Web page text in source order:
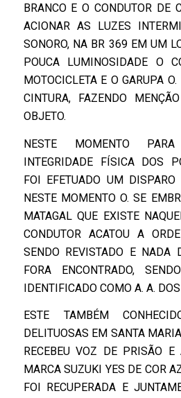
BRANCO E O CONDUTOR DE
ACIONAR AS LUZES
SONORO, NA BR 369 EM UM
POUCA LUMINOSIDADE O
MOTOCICLETA E O GARUPA
CINTURA, FAZENDO
OBJETO.
NESTE MOMENTO
INTEGRIDADE FÍSICA DOS
FOI EFETUADO UM
NESTE MOMENTO O. SE
MATAGAL QUE EXISTE
CONDUTOR ACATOU A
SENDO REVISTADO E NADA
FORA ENCONTRADO,
IDENTIFICADO COMO A. A.
ESTE TAMBÉM
DELITUOSAS EM SANTA
RECEBEU VOZ DE PRISÃO
MARCA SUZUKI YES DE COR
FOI RECUPERADA E